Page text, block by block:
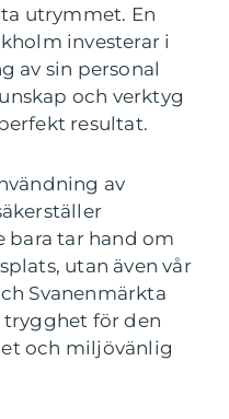
utrymmet. En
investerar i
av sin personal
och verktyg
resultat.
av
bara tar hand om
utan även vår
Svanenmärkta
för den
och miljövänlig